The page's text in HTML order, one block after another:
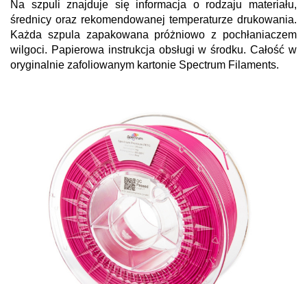
Na szpuli znajduje się informacja o rodzaju materiału,
średnicy oraz rekomendowanej temperaturze drukowania.
Każda szpula zapakowana próżniowo z pochłaniaczem
wilgoci. Papierowa instrukcja obsługi w środku. Całość w
oryginalnie zafoliowanym kartonie Spectrum Filaments.